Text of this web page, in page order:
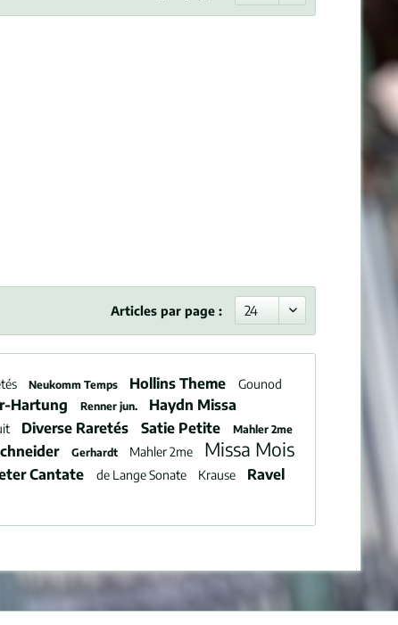
Articles par page :
Neukomm Temps Hollins Theme
Gounod
Hartung Renner jun.
Haydn Missa
Diverse Raretés Satie Petite Mahler 2me
Gerhardt Mahler 2me
Missa Mois
Cantate de Lange Sonate Krause
Ravel